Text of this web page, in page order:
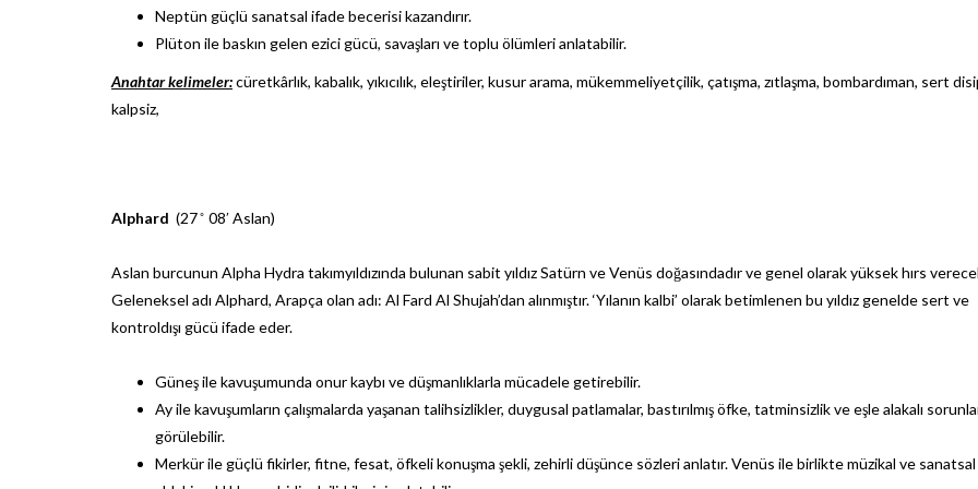
Neptün güçlü sanatsal ifade becerisi kazandırır.
Plüton ile baskın gelen ezici gücü, savaşları ve toplu ölümleri anlatabilir.
Anahtar kelimeler:cüretkârlık, kabalık, yıkıcılık, eleştiriler, kusur arama, mükemmeliyetçilik, çatışma, zıtlaşma, bombardıman, sert
kalpsiz,
Alphard (27 ̊ 08′ Aslan)
Aslan burcunun Alpha Hydra takımyıldızında bulunan sabit yıldız Satürn ve Venüs doğasındadır ve genel olarak yüksek hırs
Geleneksel adı Alphard, Arapça olan adı: Al Fard Al Shujah’dan alınmıştır. ‘Yılanın kalbi’ olarak betimlenen bu yıldız genelde sert ve
kontroldışı gücü ifade eder.
Güneş ile kavuşumunda onur kaybı ve düşmanlıklarla mücadele getirebilir.
Ay ile kavuşumların çalışmalarda yaşanan talihsizlikler, duygusal patlamalar, bastırılmış öfke, tatminsizlik ve eşle alakalı
görülebilir.
Merkür ile güçlü fikirler, fitne, fesat, öfkeli konuşma şekli, zehirli düşünce sözleri anlatır. Venüs ile birlikte müzikal ve